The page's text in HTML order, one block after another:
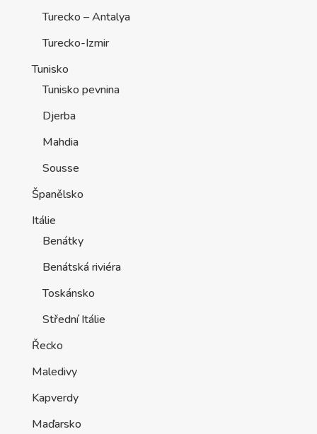
Turecko – Antalya
Turecko-Izmir
Tunisko
Tunisko pevnina
Djerba
Mahdia
Sousse
Španělsko
Itálie
Benátky
Benátská riviéra
Toskánsko
Střední Itálie
Řecko
Maledivy
Kapverdy
Maďarsko